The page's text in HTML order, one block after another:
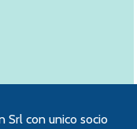
Srl con unico socio